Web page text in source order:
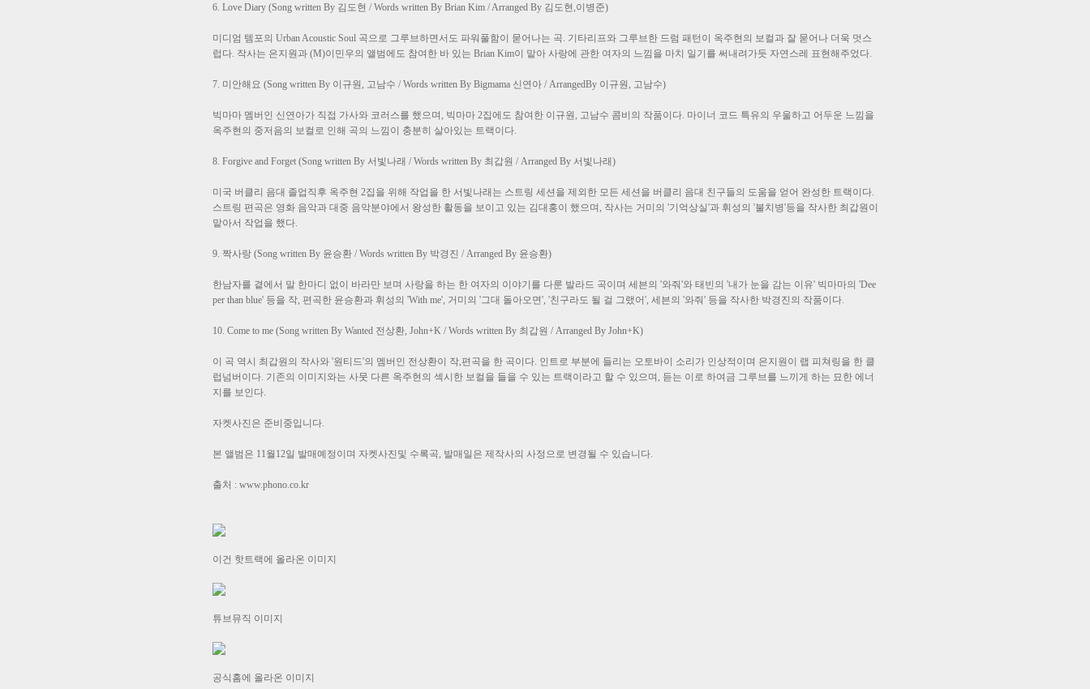
6. Love Diary (Song written By 김도현 / Words written By Brian Kim / Arranged By 김도현,이병준)
미디엄 템포의 Urban Acoustic Soul 곡으로 그루브하면서도 파워풀함이 묻어나는 곡. 기타리프와 그루브한 드럼 패턴이 옥주현의 보컬과 잘 묻어나 더욱 멋스
럽다. 작사는 은지원과 (M)이민우의 앨범에도 참여한 바 있는 Brian Kim이 맡아 사랑에 관한 여자의 느낌을 마치 일기를 써내려가듯 자연스레 표현해주었다.
7. 미안해요 (Song written By 이규원, 고남수 / Words written By Bigmama 신연아 / ArrangedBy 이규원, 고남수)
빅마마 멤버인 신연아가 직접 가사와 코러스를 했으며, 빅마마 2집에도 참여한 이규원, 고남수 콤비의 작품이다. 마이너 코드 특유의 우울하고 어두운 느낌을
옥주현의 중저음의 보컬로 인해 곡의 느낌이 충분히 살아있는 트랙이다.
8. Forgive and Forget (Song written By 서빛나래 / Words written By 최갑원 / Arranged By 서빛나래)
미국 버클리 음대 졸업직후 옥주현 2집을 위해 작업을 한 서빛나래는 스트링 세션을 제외한 모든 세션을 버클리 음대 친구들의 도움을 얻어 완성한 트랙이다.
스트링 편곡은 영화 음악과 대중 음악분야에서 왕성한 활동을 보이고 있는 김대홍이 했으며, 작사는 거미의 '기억상실'과 휘성의 '불치병'등을 작사한 최갑원이
맡아서 작업을 했다.
9. 짝사랑 (Song written By 윤승환 / Words written By 박경진 / Arranged By 윤승환)
한남자를 곁에서 말 한마디 없이 바라만 보며 사랑을 하는 한 여자의 이야기를 다룬 발라드 곡이며 세븐의 '와줘'와 태빈의 '내가 눈을 감는 이유' 빅마마의 'Dee
per than blue' 등을 작, 편곡한 윤승환과 휘성의 'With me', 거미의 '그대 돌아오면', '친구라도 될 걸 그랬어', 세븐의 '와줘' 등을 작사한 박경진의 작품이다.
10. Come to me (Song written By Wanted 전상환, John+K / Words written By 최갑원 / Arranged By John+K)
이 곡 역시 최갑원의 작사와 '원티드'의 멤버인 전상환이 작,편곡을 한 곡이다. 인트로 부분에 들리는 오토바이 소리가 인상적이며 은지원이 랩 피쳐링을 한 클
럽넘버이다. 기존의 이미지와는 사뭇 다른 옥주현의 섹시한 보컬을 들을 수 있는 트랙이라고 할 수 있으며, 듣는 이로 하여금 그루브를 느끼게 하는 묘한 에너
지를 보인다.
자켓사진은 준비중입니다.
본 앨범은 11월12일 발매예정이며 자켓사진및 수록곡, 발매일은 제작사의 사정으로 변경될 수 있습니다.
출처 : www.phono.co.kr
이건 핫트랙에 올라온 이미지
튜브뮤직 이미지
공식홈에 올라온 이미지